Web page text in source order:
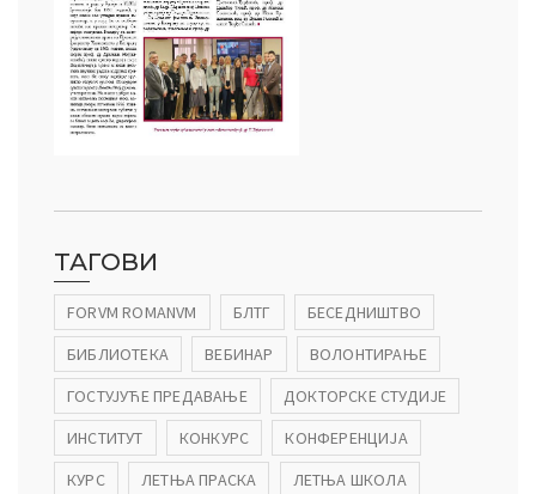
ТАГОВИ
FORVM ROMANVM БЛТГ
БЕСЕДНИШТВО
БИБЛИОТЕКА
ВЕБИНАР
ВОЛОНТИРАЊЕ
ГОСТУЈУЋЕ ПРЕДАВАЊЕ
ДОКТОРСКЕ СТУДИЈЕ
ИНСТИТУТ
КОНКУРС
КОНФЕРЕНЦИЈА
КУРС
ЛЕТЊА ПРАСКА
ЛЕТЊА ШКОЛА